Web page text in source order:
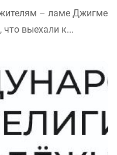
– ламе Джигме
выехали к...